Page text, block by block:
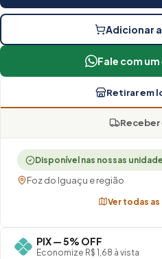
Adicionar
Fale com
Retirar em
Receber
Disponível nas nossas
Foz do Iguaçu e região
Ver todas
PIX — 5% OFF
Economize R$ 1,68 à vista